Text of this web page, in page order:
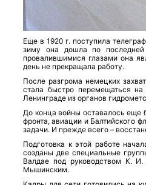
Еще в 1920 г. поступила
зиму она дошла по
провалившимися глазами она
день не прекращала работу.
После разгрома немецких
стала быстро перемещаться
Ленинграде из ор­ганов
До конца войны оставалось еще
фронта, авиации и Балтийского
задачи. И прежде всего –
Подготовка к этой работе
созданы две специальные
Валдае под руководством К.
Мышинским.